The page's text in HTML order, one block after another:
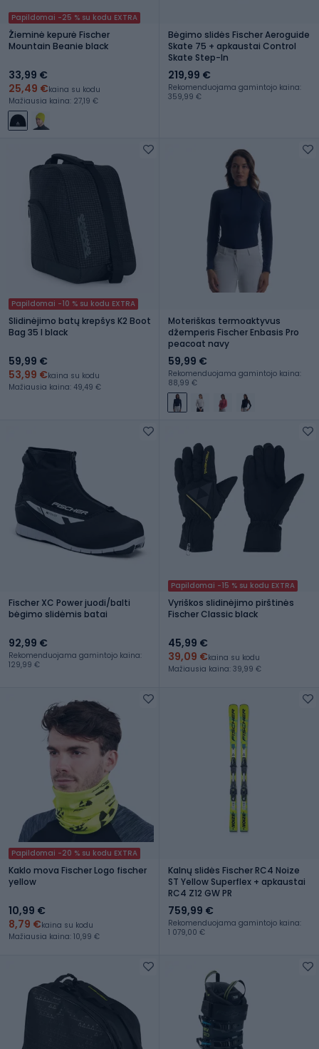
Papildomai -25 % su kodu EXTRA
Žieminė kepurė Fischer
Mountain Beanie black
33,99 €
25,49 €kaina su kodu
Mažiausia kaina: 27,19 €
Bėgimo slidės Fischer Aeroguide
Skate 75 + apkaustai Control
Skate Step-In
219,99 €
Rekomenduojama gamintojo kaina:
359,99 €
Papildomai -10 % su kodu EXTRA
Slidinėjimo batų krepšys K2 Boot
Bag 35 l black
59,99 €
53,99 €kaina su kodu
Mažiausia kaina: 49,49 €
Moteriškas termoaktyvus
džemperis Fischer Enbasis Pro
peacoat navy
59,99 €
Rekomenduojama gamintojo kaina:
88,99 €
Fischer XC Power juodi/balti
bėgimo slidėmis batai
92,99 €
Rekomenduojama gamintojo kaina:
129,99 €
Papildomai -15 % su kodu EXTRA
Vyriškos slidinėjimo pirštinės
Fischer Classic black
45,99 €
39,09 €kaina su kodu
Mažiausia kaina: 39,99 €
Papildomai -20 % su kodu EXTRA
Kaklo mova Fischer Logo fischer
yellow
10,99 €
8,79 €kaina su kodu
Mažiausia kaina: 10,99 €
Kalnų slidės Fischer RC4 Noize
ST Yellow Superflex + apkaustai
RC4 Z12 GW PR
759,99 €
Rekomenduojama gamintojo kaina:
1 079,00 €